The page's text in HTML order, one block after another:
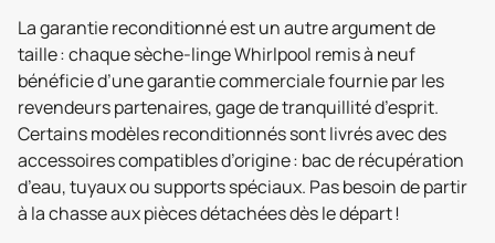
La garantie reconditionné est un autre argument de
taille : chaque sèche-linge Whirlpool remis à neuf
bénéficie d’une garantie commerciale fournie par les
revendeurs partenaires, gage de tranquillité d’esprit.
Certains modèles reconditionnés sont livrés avec des
accessoires compatibles d’origine : bac de récupération
d’eau, tuyaux ou supports spéciaux. Pas besoin de partir
à la chasse aux pièces détachées dès le départ !